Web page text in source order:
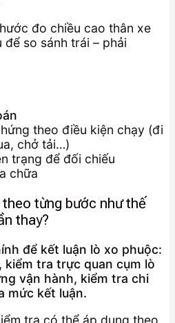
đo chiều cao thân xe
để so sánh trái – phải
theo điều kiện chạy (đi
chở tải…)
trạng để đối chiếu
chữa
từng bước như thế
thay?
để kết luận lò xo phuộc:
kiểm tra trực quan cụm lò
vận hành, kiểm tra chi
mức kết luận.
tra có thể áp dụng theo